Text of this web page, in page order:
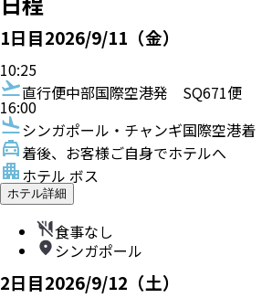
1日目2026/9/11（金）
10:25
直行便中部国際空港発 SQ671便
16:00
シンガポール・チャンギ国際空港着
着後、お客様ご自身でホテルへ
ホテル ボス
ホテル詳細
食事なし
シンガポール
2日目2026/9/12（土）